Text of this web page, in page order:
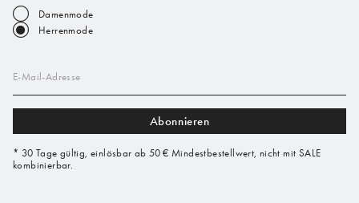
Damenmode
Herrenmode
E-Mail-Adresse
Abonnieren
* 30 Tage gültig, einlösbar ab 50 € Mindestbestellwert, nicht mit SALE
kombinierbar.